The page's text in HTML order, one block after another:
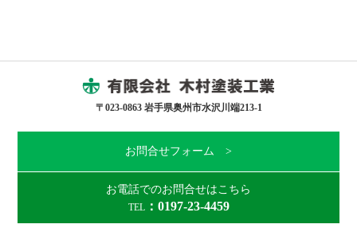
〒023-0863 岩手県奥州市水沢川端213-1
お問合せフォーム >
お電話でのお問合せはこちら
TEL：0197-23-4459